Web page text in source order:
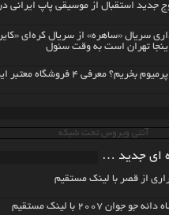
جدید استقبال از موسیقی پاپ
سریال «ساهره» از سریال کره‌ای
تهران است به وقت سئول
معرفی ۴ فروشگاه معتبر ایرانی
آنتی ویروس تحت شبکه
ای جدید …
از قصر با لینک مستقیم
۲۰۰۷ با لینک مستقیم